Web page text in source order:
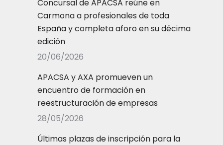
Concursal de APACSA reúne en
Carmona a profesionales de toda
España y completa aforo en su décima
edición
20/06/2026
APACSA y AXA promueven un
encuentro de formación en
reestructuración de empresas
28/05/2026
Últimas plazas de inscripción para la